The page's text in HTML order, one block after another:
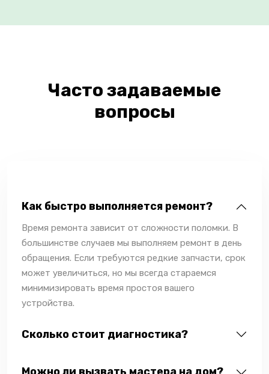
Часто задаваемые
вопросы
Как быстро выполняется ремонт?
Время ремонта зависит от сложности поломки. В
большинстве случаев мы выполняем ремонт в день
обращения. Если требуются редкие запчасти, срок
может увеличиться, но мы всегда стараемся
минимизировать время простоя вашего
устройства.
Сколько стоит диагностика?